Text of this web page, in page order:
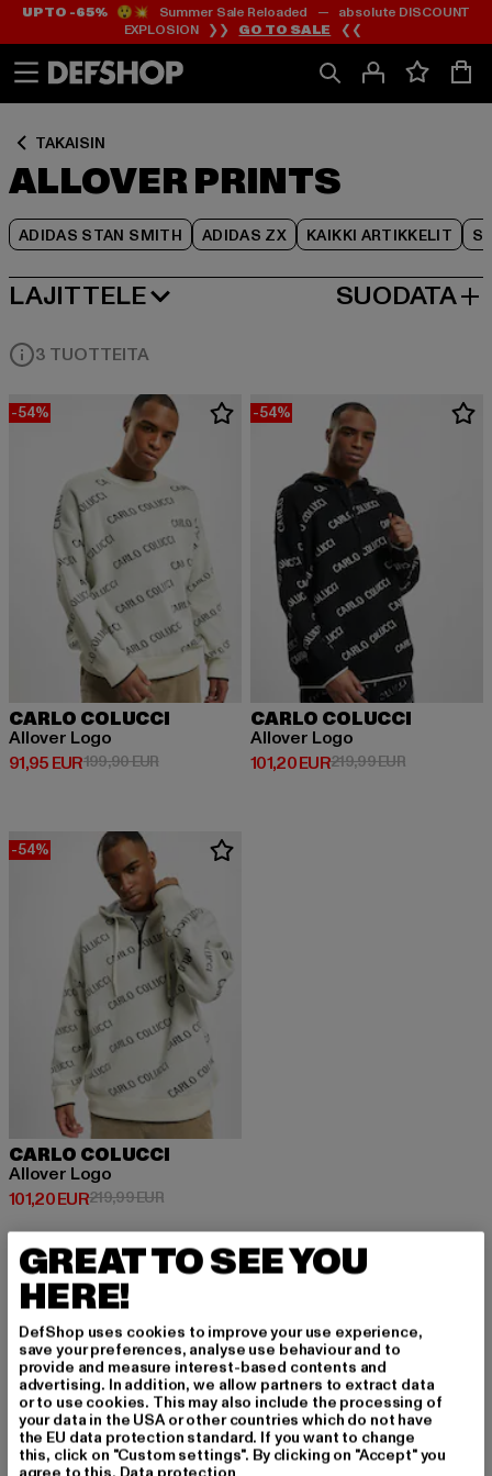
Siirry
Sisältö
Siirry
Footer
UP TO -65%😲💥 Summer Sale Reloaded — absolute DISCOUNT
EXPLOSION ❯❯ GO TO SALE ❮❮
TAKAISIN
ALLOVER PRINTS
ADIDAS STAN SMITH ADIDAS ZX KAIKKI ARTIKKELIT
Siirry
Tuoteruudukko
LAJITTELE
SUOSITUIMMAT SUODATA
3 TUOTTEITA
-54%
CARLO COLUCCI
Allover Logo
91,95 EUR
Ajankohtainen hinta: 91,95 EUR
199,90 EURKampanjahinta: 199,90 EUR
-54%
CARLO COLUCCI
Allover Logo
101,20 EUR
Ajankohtainen hinta: 101,20 EUR
219,99 EUR
-54%
CARLO COLUCCI
Allover Logo
101,20 EUR
Ajankohtainen hinta: 101,20 EUR
219,99 EURKampanjahinta: 219,99 EUR
REKISTERÖIDY PYS
YÄKSESI INSPIROIT
UNEENA!
GREAT TO SEE YOU
HERE!
DefShop uses cookies to improve your use experience,
save your preferences, analyse use behaviour and to
provide and measure interest-based contents and
advertising. In addition, we allow partners to extract data
or to use cookies. This may also include the processing of
your data in the USA or other countries which do not have
the EU data protection standard. If you want to change
this, click on "Custom settings". By clicking on "Accept" you